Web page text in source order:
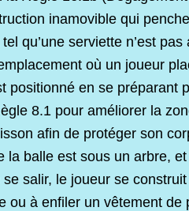
inamovible qui
qu’une serviette n’est pas
où un joueur
positionné en se préparant
8.1 pour améliorer la
afin de protéger son
balle est sous un arbre,
salir, le joueur se
à enfiler un vêtement de